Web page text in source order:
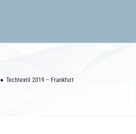
Techtextil 2019 – Frankfurt